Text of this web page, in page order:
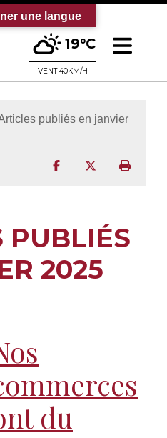
sur le site officiel de la
19°C
VENT 40KM/H
publiés en janvier
Partager surPartager sur
PUBLIÉS
2025
du
une langue